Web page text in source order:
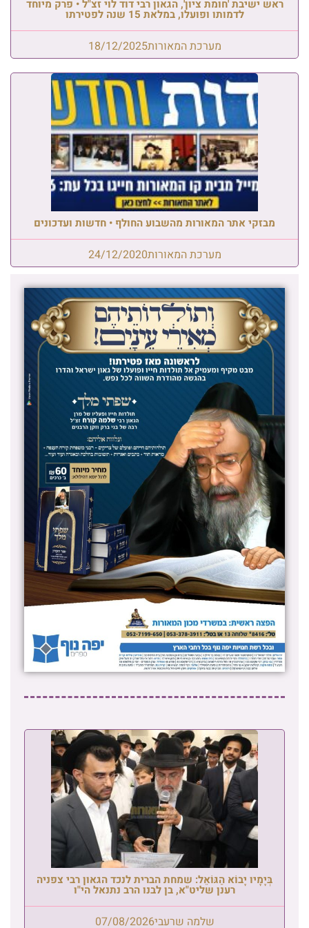
ראש ישיבת 'חומת ציון', הגאון רבי דוד לוי זצ"ל • פרק מיוחד
לדמותו ופועלו, במלאת 15 שנה לפטירתו
מערכת המאורות18/12/2025
מבזקי אתר המאורות מהשבוע החולף • חדשות ועדכונים
מערכת המאורות24/12/2020
בְּיָמָיו יָבוֹא הַגּוֹאֵל: שמחת הברית לנכד הגאון רבי צפניה
רענן שליט"א, בן לבנו הרב נתנאל הי"ו
שלמה שרעבי07/08/2026